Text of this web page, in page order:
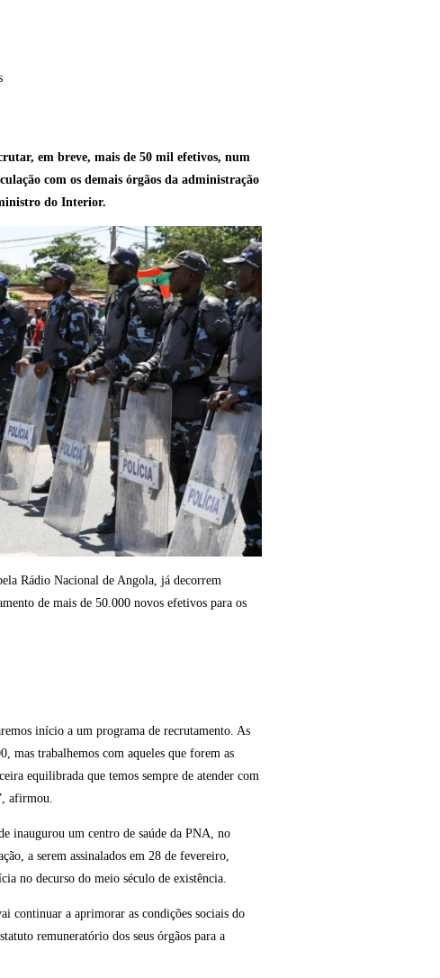
em breve, mais de 50 mil efetivos, num
com os demais órgãos da administração
do Interior.
Rádio Nacional de Angola, já decorrem
de mais de 50.000 novos efetivos para os
início a um programa de recrutamento. As
mas trabalhemos com aqueles que forem as
equilibrada que temos sempre de atender com
afirmou.
inaugurou um centro de saúde da PNA, no
a serem assinalados em 28 de fevereiro,
no decurso do meio século de existência.
continuar a aprimorar as condições sociais do
remuneratório dos seus órgãos para a